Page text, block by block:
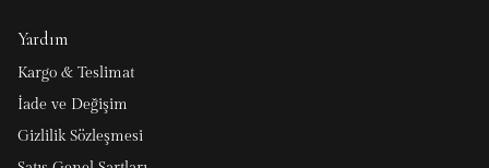
Yardım
Kargo & Teslimat
İade ve Değişim
Gizlilik Sözleşmesi